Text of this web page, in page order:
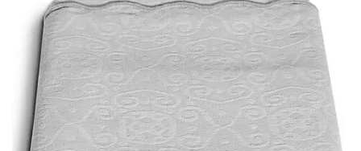
Exibir todos Fechar [×]